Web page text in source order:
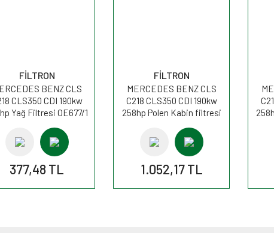
FİLTRON
BENZ CLS
CLS350 CDI 190kw
Yağ Filtresi OE677/1
377,48 TL
FİLTRON
MERCEDES BENZ CLS
C218 CLS350 CDI 190kw
258hp Polen Kabin filtresi
1.052,17 TL